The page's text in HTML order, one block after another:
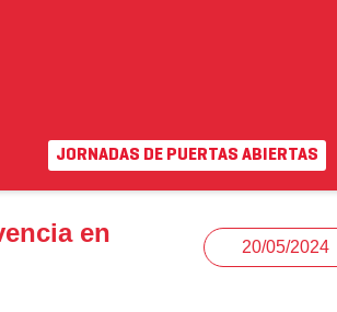
Campus virtual EN|VA
JORNADAS DE PUERTAS ABIERTAS
en
20/05/2024